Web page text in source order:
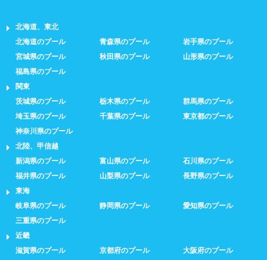
北海道、東北
北海道のプール
青森県のプール
岩手県のプール
宮城県のプール
秋田県のプール
山形県のプール
福島県のプール
関東
茨城県のプール
栃木県のプール
群馬県のプール
埼玉県のプール
千葉県のプール
東京都のプール
神奈川県のプール
北陸、甲信越
新潟県のプール
富山県のプール
石川県のプール
福井県のプール
山梨県のプール
長野県のプール
東海
岐阜県のプール
静岡県のプール
愛知県のプール
三重県のプール
近畿
滋賀県のプール
京都府のプール
大阪府のプール